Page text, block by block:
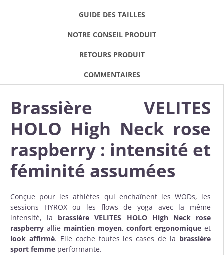
GUIDE DES TAILLES
NOTRE CONSEIL PRODUIT
RETOURS PRODUIT
COMMENTAIRES
Brassière VELITES
HOLO High Neck rose
raspberry : intensité et
féminité assumées
Conçue pour les athlètes qui enchaînent les WODs, les
sessions HYROX ou les flows de yoga avec la même
intensité, la brassière VELITES HOLO High Neck rose
raspberry allie maintien moyen,confort ergonomique et
look affirmé. Elle coche toutes les cases de la brassière
sport femme performante.